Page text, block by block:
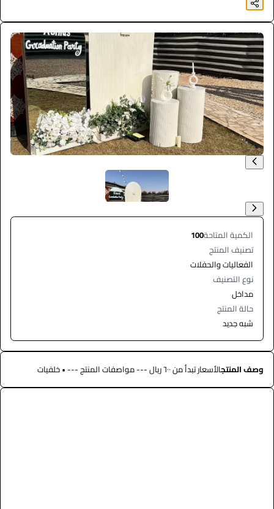
الكمية المتاحة100
تصنيف المنتج
الفعاليات والحفلات
نوع التصنيف
مداخل
حالة المنتج
شبه جديد
وصف المنتجالأسعار تبدأ من ٦٠٠ ريال --- مواصفات المنتج --- • خلفيات